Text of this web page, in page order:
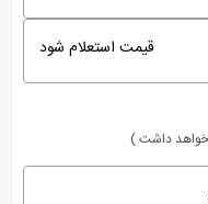
قیمت استعلام شود
خواهد داشت )